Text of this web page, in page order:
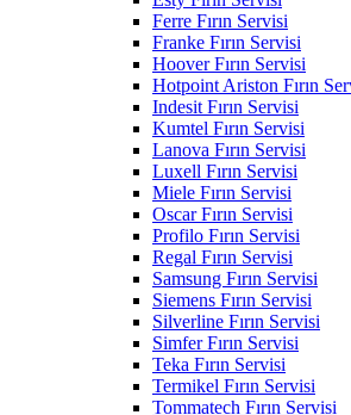
Ferre Fırın Servisi
Franke Fırın Servisi
Hoover Fırın Servisi
Hotpoint Ariston Fırın
Indesit Fırın Servisi
Kumtel Fırın Servisi
Lanova Fırın Servisi
Luxell Fırın Servisi
Miele Fırın Servisi
Oscar Fırın Servisi
Profilo Fırın Servisi
Regal Fırın Servisi
Samsung Fırın Servisi
Siemens Fırın Servisi
Silverline Fırın Servisi
Simfer Fırın Servisi
Teka Fırın Servisi
Termikel Fırın Servisi
Tommatech Fırın Servisi